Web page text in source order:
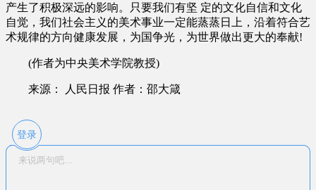
产生了积极深远的影响。只要我们有坚 定的文化自信和文化
自觉，我们社会主义的美术事业一定能蒸蒸日上，沿着符合艺
术规律的方向健康发展，为国争光，为世界做出更大的奉献!
(作者为中央美术学院教授)
来源： 人民日报 作者：邵大箴
登录